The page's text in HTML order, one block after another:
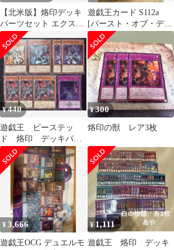
【北米版】烙印デッキ
パーツセット エクスト
ラ込み フルホイル
遊戯王カード S112a
[バースト・オブ・デス
ティニー] - 455枚
¥440
遊戯王 ビーステッ
ド 烙印 デッキパー
ツ 8枚 ルベリオン 烙
印の即凶劇
¥300
烙印の獣 レア3枚
¥3,666
遊戯王OCG デュエルモ
¥ 1,111
遊戯王 烙印 デッキ